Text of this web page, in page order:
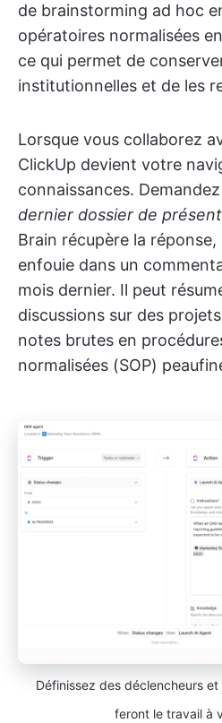
de brainstorming ad hoc
opératoires normalisées
ce qui permet de
institutionnelles et de les
Lorsque vous collaborez
ClickUp devient votre
connaissances.
dernier dossier de
Brain récupère la réponse,
enfouie dans un
mois dernier. Il peut
discussions sur des
notes brutes en
normalisées (SOP)
Définissez des déclencheurs
feront le travail à